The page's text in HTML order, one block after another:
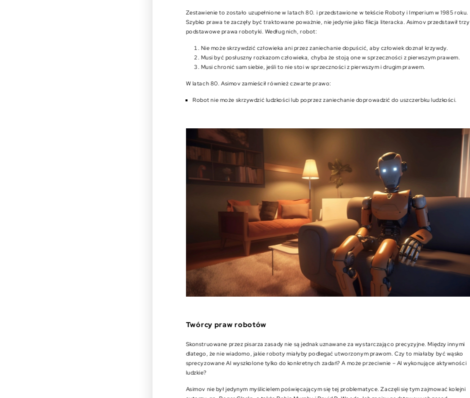
Zestawienie to zostało uzupełnione w latach 80. i przedstawione w tekście Roboty i Imperium w 1985 roku.
Szybko prawa te zaczęły być traktowane poważnie, nie jedynie jako fikcja literacka. Asimov przedstawił trzy
podstawowe prawa robotyki. Według nich, robot:
Nie może skrzywdzić człowieka ani przez zaniechanie dopuścić, aby człowiek doznał krzywdy.
Musi być posłuszny rozkazom człowieka, chyba że stoją one w sprzeczności z pierwszym prawem.
Musi chronić sam siebie, jeśli to nie stoi w sprzeczności z pierwszym i drugim prawem.
W latach 80. Asimov zamieścił również czwarte prawo:
Robot nie może skrzywdzić ludzkości lub poprzez zaniechanie doprowadzić do uszczerbku ludzkości.
Twórcy praw robotów
Skonstruowane przez pisarza zasady nie są jednak uznawane za wystarczająco precyzyjne. Między innymi
dlatego, że nie wiadomo, jakie roboty miałyby podlegać utworzonym prawom. Czy to miałaby być wąsko
sprecyzowane AI wyszkolone tylko do konkretnych zadań? A może przeciwnie – AI wykonujące aktywności
ludzkie?
Asimov nie był jedynym myślicielem poświęcającym się tej problematyce. Zaczęli się tym zajmować kolejni